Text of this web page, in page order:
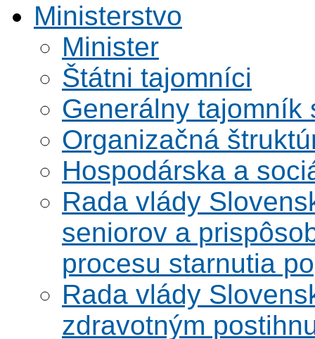
Ministerstvo
Minister
Štátni tajomníci
Generálny tajomník
Organizačná
Hospodárska a
Rada vlády
seniorov a
procesu starnutia
Rada vlády
zdravotným